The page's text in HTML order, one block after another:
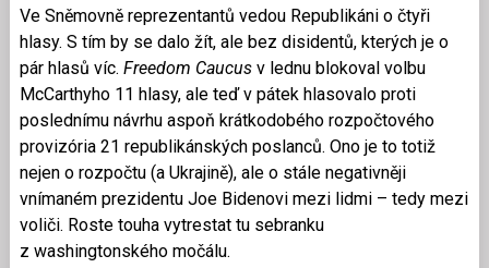
Ve Sněmovně reprezentantů vedou Republikáni o čtyři
hlasy. S tím by se dalo žít, ale bez disidentů, kterých je o
pár hlasů víc. Freedom Caucusv lednu blokoval volbu
McCarthyho 11 hlasy, ale teď v pátek hlasovalo proti
poslednímu návrhu aspoň krátkodobého rozpočtového
provizória 21 republikánských poslanců. Ono je to totiž
nejen o rozpočtu (a Ukrajině), ale o stále negativněji
vnímaném prezidentu Joe Bidenovi mezi lidmi – tedy mezi
voliči. Roste touha vytrestat tu sebranku
z washingtonského močálu.